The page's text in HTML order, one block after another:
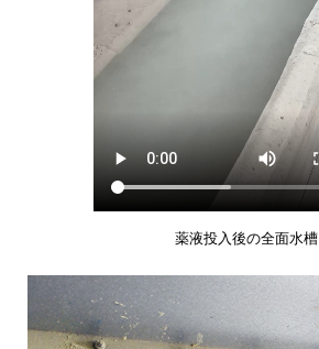
薬液投入後の全面水槽